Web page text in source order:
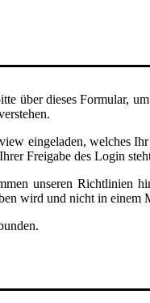
über dieses Formular,
eingeladen, welches
Freigabe des Login
unseren Richtlinien
wird und nicht in einem